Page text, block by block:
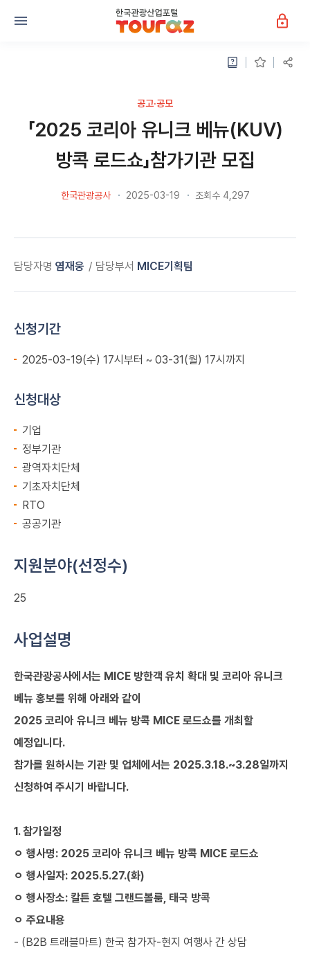
공고·공모
「2025 코리아 유니크 베뉴(KUV)
방콕 로드쇼」참가기관 모집
한국관광공사 2025-03-19 조회수 4,297
담당자명 염재웅 담당부서 MICE기획팀
신청기간
2025-03-19(수) 17시부터 ~ 03-31(월) 17시까지
신청대상
기업
정부기관
광역자치단체
기초자치단체
RTO
공공기관
지원분야(선정수)
25
사업설명
한국관광공사에서는 MICE 방한객 유치 확대 및 코리아 유니크
베뉴 홍보를 위해 아래와 같이
2025 코리아 유니크 베뉴 방콕 MICE 로드쇼를 개최할
예정입니다.
참가를 원하시는 기관 및 업체에서는 2025.3.18.~3.28일까지
신청하여 주시기 바랍니다.
1.참가일정
ㅇ 행사명: 2025 코리아 유니크 베뉴 방콕 MICE 로드쇼
ㅇ 행사일자: 2025.5.27.(화)
ㅇ 행사장소: 칼튼 호텔 그랜드볼룸, 태국 방콕
ㅇ 주요내용
- (B2B 트래블마트) 한국 참가자-현지 여행사 간 상담